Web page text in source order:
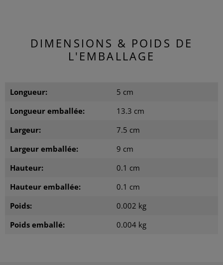
DIMENSIONS & POIDS DE
L'EMBALLAGE
Longueur:
5 cm
Longueur emballée:
13.3 cm
Largeur:
7.5 cm
Largeur emballée:
9 cm
Hauteur:
0.1 cm
Hauteur emballée:
0.1 cm
Poids:
0.002 kg
Poids emballé:
0.004 kg